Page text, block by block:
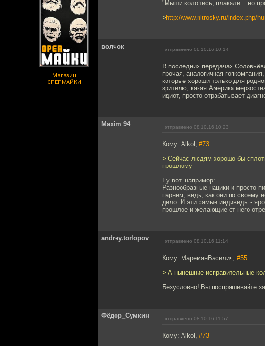
Магазин
ОПЕРМАЙКИ
"Мыши кололись, плакали... но
> http://www.nitrosky.ru/index.php/
волчок отправлено 08.10.16 10:14
В последних передачах
прочая, аналогичная
которые хороши только для
зрителю, какая Америка
идиот, просто отрабатывает
Maxim 94 отправлено 08.10.16 10:23
Кому: Alkol, #73
> Сейчас людям хорошо бы
прошлому
Ну вот, например:
Разнообразные нацики и просто
парнем, ведь, как они по своему
дело. И эти самые индивиды -
прошлое и желающие от него
andrey.torlopov отправлено 08.10.16 11:14
Кому: МареманВасилич, #55
> А нынешние исправительные
Безусловно! Вы поспрашивайте
Фёдор_Сумкин отправлено 08.10.16 11:57
Кому: Alkol, #73